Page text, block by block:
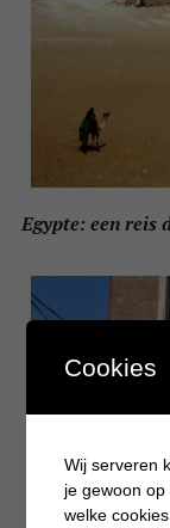
Egypte: een reis
Cookies
Wij serveren
je gewoon
welke